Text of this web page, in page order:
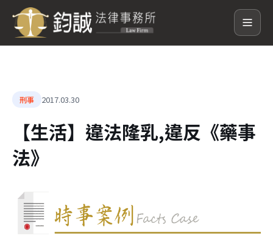
刑事 2017.03.30
【生活】違法隆乳,違反《藥事
法》